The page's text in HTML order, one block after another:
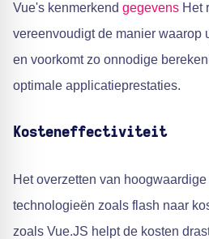
Vue's kenmerkend gegevens Het
vereenvoudigt de manier waarop
en voorkomt zo onnodige
optimale applicatieprestaties.
Kosteneffectiviteit
Het overzetten van
technologieën zoals flash naar
zoals Vue.JS helpt de kosten